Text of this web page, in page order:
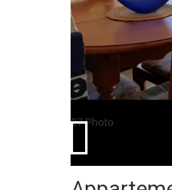
27 Photo